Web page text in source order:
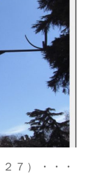
７）・・・